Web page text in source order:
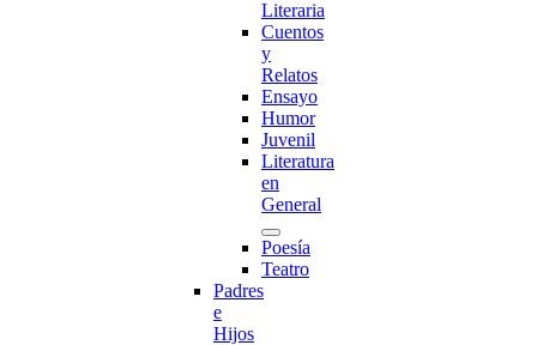
Literaria
Cuentos
y
Relatos
Ensayo
Humor
Juvenil
Literatura
en
General
Poesía
Teatro
Padres
e
Hijos